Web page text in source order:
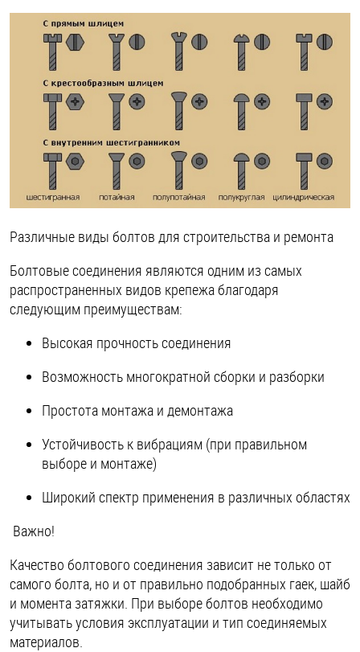
Различные виды болтов для строительства и ремонта
Болтовые соединения являются одним из самых
распространенных видов крепежа благодаря
следующим преимуществам:
Высокая прочность соединения
Возможность многократной сборки и разборки
Простота монтажа и демонтажа
Устойчивость к вибрациям (при правильном
выборе и монтаже)
Широкий спектр применения в различных областях
Важно!
Качество болтового соединения зависит не только от
самого болта, но и от правильно подобранных гаек, шайб
и момента затяжки. При выборе болтов необходимо
учитывать условия эксплуатации и тип соединяемых
материалов.